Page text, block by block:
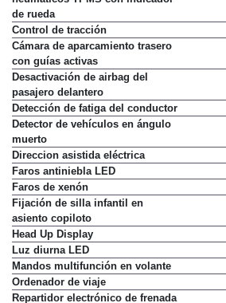
de rueda
Control de tracción
Cámara de aparcamiento trasero
con guías activas
Desactivación de airbag del
pasajero delantero
Detección de fatiga del conductor
Detector de vehículos en ángulo
muerto
Direccion asistida eléctrica
Faros antiniebla LED
Faros de xenón
Fijación de silla infantil en
asiento copiloto
Head Up Display
Luz diurna LED
Mandos multifunción en volante
Ordenador de viaje
Repartidor electrónico de frenada